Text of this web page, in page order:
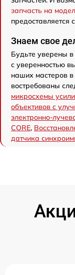
запчасть на
предоставляется
Знаем свое
Будьте уверены
с уверенностью
наших мастеров
востребованы
микросхемы
объективов с
электронно-
CORE,
датчика